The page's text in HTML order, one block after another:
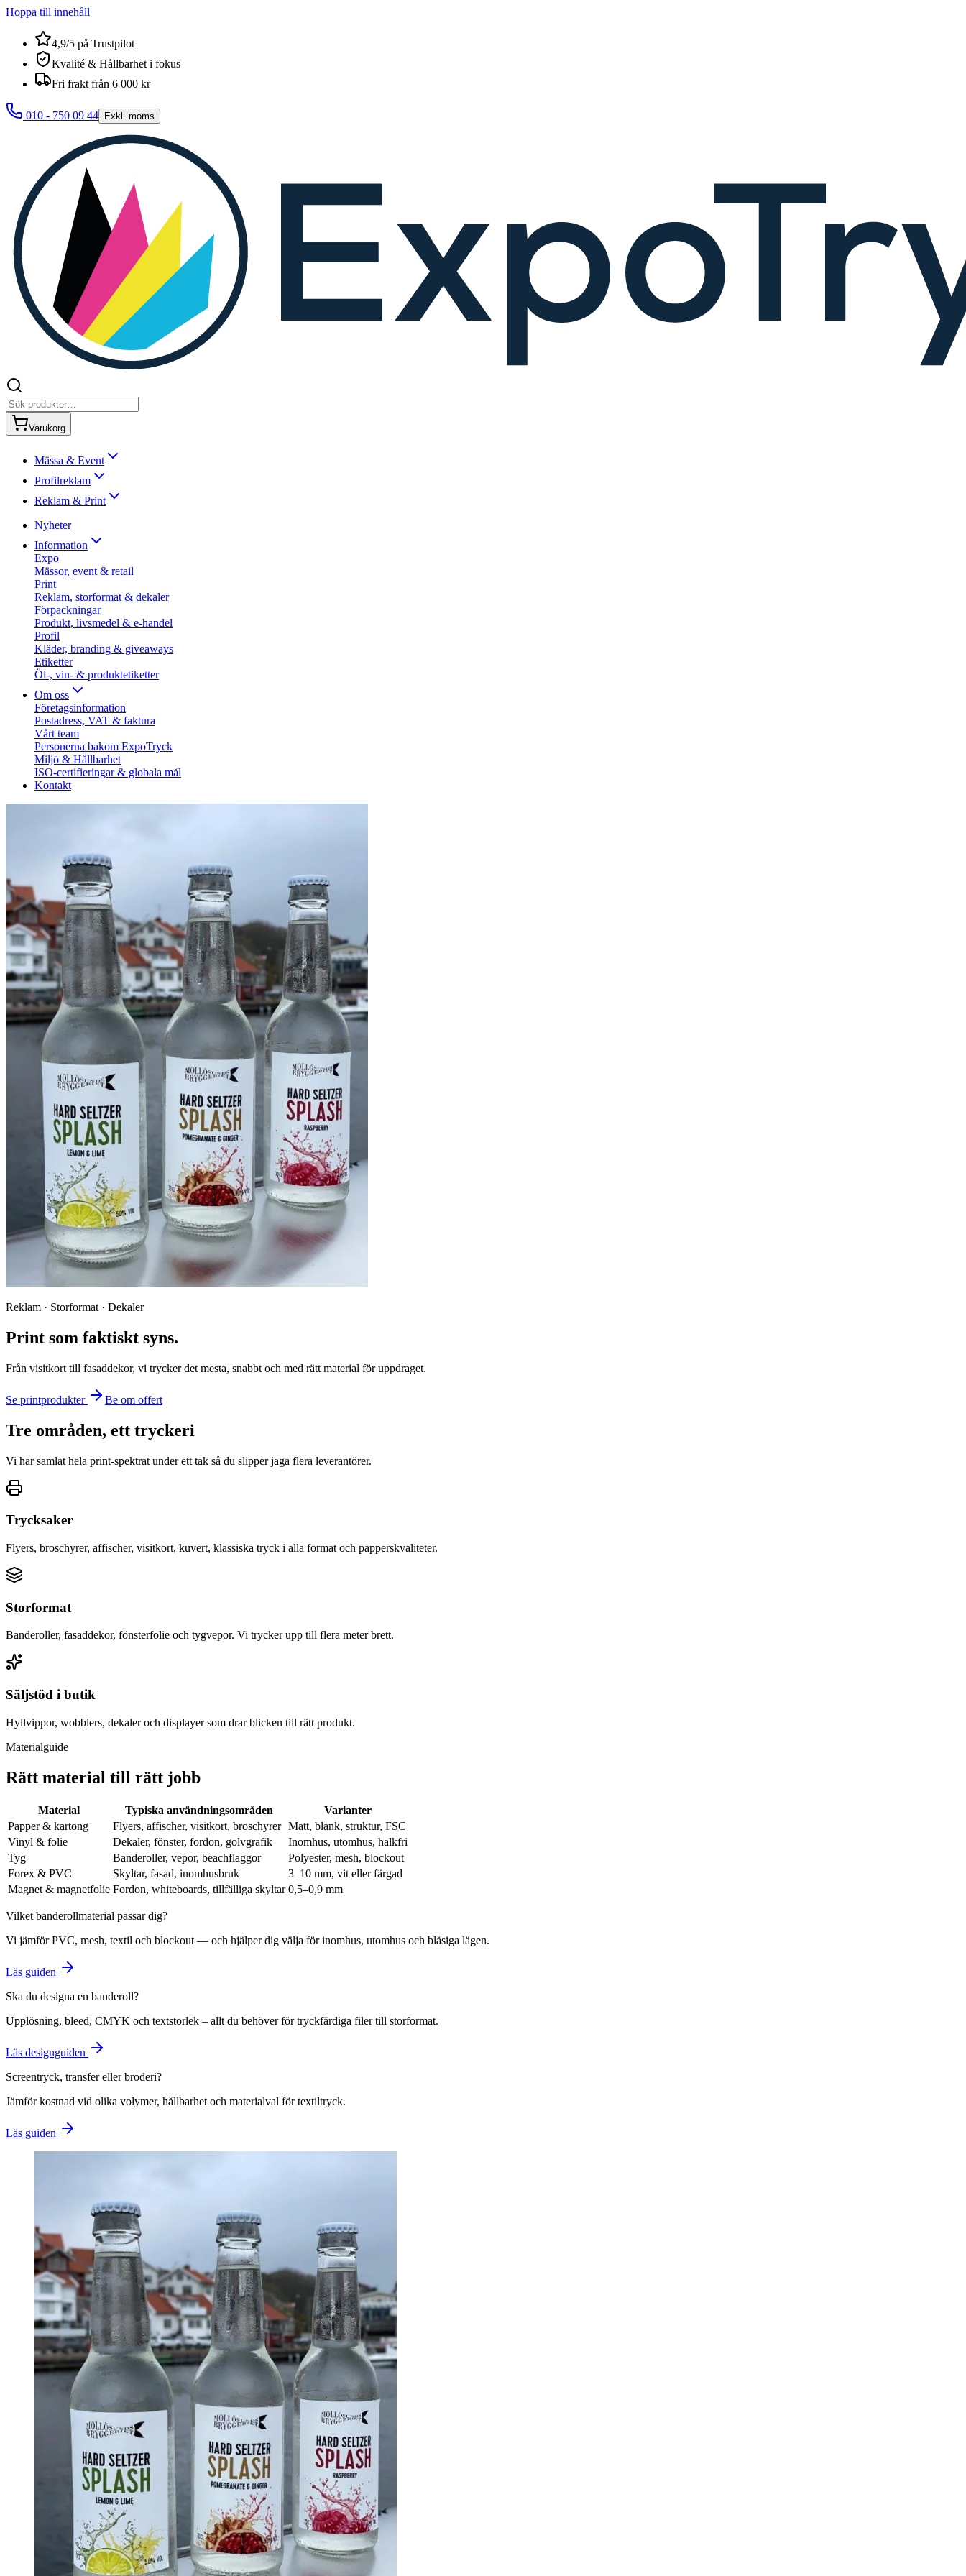
Hoppa till innehåll
4,9/5 på Trustpilot
Kvalité & Hållbarhet i fokus
Fri frakt från 6 000 kr
010 - 750 09 44 Exkl. moms
Varukorg
Mässa & Event
Profilreklam
Reklam & Print
Nyheter
Information
Expo
Mässor, event & retail
Print
Reklam, storformat & dekaler
Förpackningar
Produkt, livsmedel & e-handel
Profil
Kläder, branding & giveaways
Etiketter
Öl-, vin- & produktetiketter
Om oss
Företagsinformation
Postadress, VAT & faktura
Vårt team
Personerna bakom ExpoTryck
Miljö & Hållbarhet
ISO-certifieringar & globala mål
Kontakt
Reklam · Storformat · Dekaler
Print som faktiskt syns.
Från visitkort till fasaddekor, vi trycker det mesta, snabbt och med rätt material för uppdraget.
Se printprodukter Be om offert
Tre områden, ett tryckeri
Vi har samlat hela print-spektrat under ett tak så du slipper jaga flera leverantörer.
Trycksaker
Flyers, broschyrer, affischer, visitkort, kuvert, klassiska tryck i alla format och papperskvaliteter.
Storformat
Banderoller, fasaddekor, fönsterfolie och tygvepor. Vi trycker upp till flera meter brett.
Säljstöd i butik
Hyllvippor, wobblers, dekaler och displayer som drar blicken till rätt produkt.
Materialguide
Rätt material till rätt jobb
Material Typiska användningsområden
Varianter
Papper & kartong
Flyers, affischer, visitkort, broschyrer Matt, blank, struktur, FSC
Vinyl & folie
Dekaler, fönster, fordon, golvgrafik
Inomhus, utomhus, halkfri
Tyg
Banderoller, vepor, beachflaggor
Polyester, mesh, blockout
Forex & PVC
Skyltar, fasad, inomhusbruk
3–10 mm, vit eller färgad
Magnet & magnetfolie Fordon, whiteboards, tillfälliga skyltar 0,5–0,9 mm
Vilket banderollmaterial passar dig?
Vi jämför PVC, mesh, textil och blockout — och hjälper dig välja för inomhus, utomhus och blåsiga lägen.
Läs guiden
Ska du designa en banderoll?
Upplösning, bleed, CMYK och textstorlek – allt du behöver för tryckfärdiga filer till storformat.
Läs designguiden
Screentryck, transfer eller broderi?
Jämför kostnad vid olika volymer, hållbarhet och materialval för textiltryck.
Läs guiden